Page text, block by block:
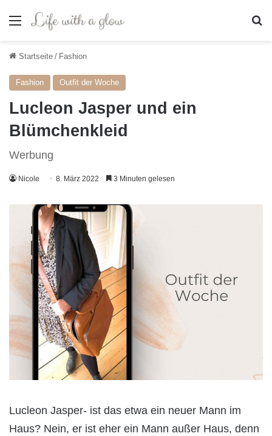
Menü
Startseite / Fashion
Fashion Outfit der Woche
Lucleon Jasper und ein
Blümchenkleid
Werbung
Nicole 8. März 2022 3 Minuten gelesen
Lucleon Jasper- ist das etwa ein neuer Mann im
Haus? Nein, er ist eher ein Mann außer Haus, denn